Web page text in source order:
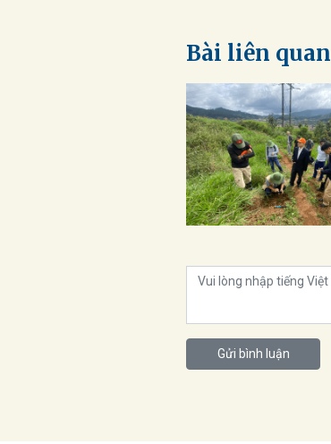
Bài liên quan
Gửi bình luận